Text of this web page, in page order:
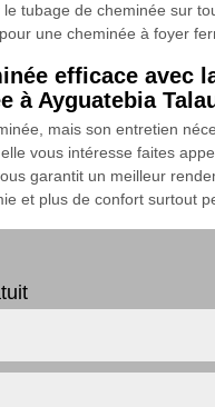
tubage de cheminée sur
une cheminée à foyer
efficace avec
à Ayguatebia
mais son entretien
vous intéresse faites
garantit un meilleur
et plus de confort surtout